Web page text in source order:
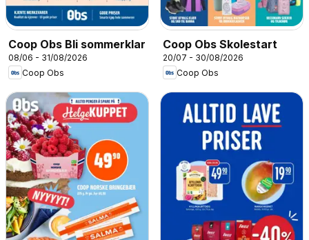
Coop Obs Bli sommerklar
08/06 - 31/08/2026
Coop Obs
Coop Obs Skolestart
20/07 - 30/08/2026
Coop Obs